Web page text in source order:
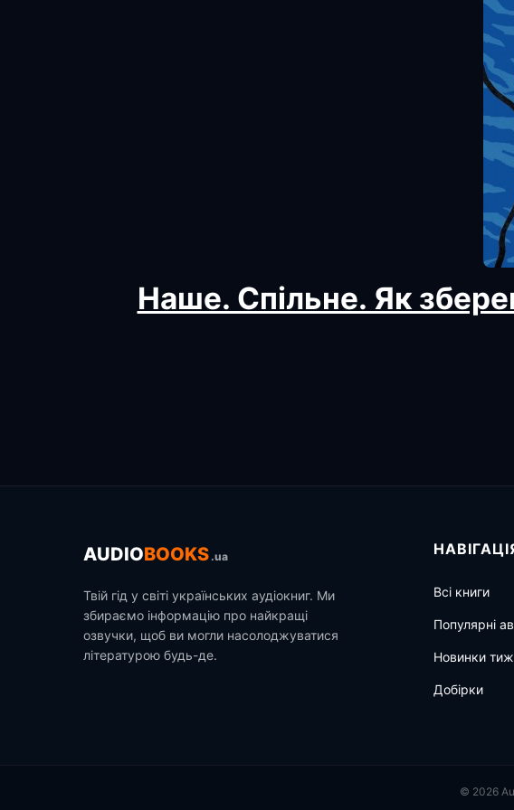
Наше. Спільне. Як
AUDIOBOOKS .ua
Твій гід у світі українських аудіокниг. Ми
збираємо інформацію про найкращі
озвучки, щоб ви могли насолоджуватися
літературою будь-де.
Всі книги
Популярні
Новинки
Добірки
© 2026